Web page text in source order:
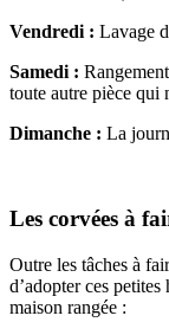
Vendredi : Lavage
Samedi :
toute autre pièce qui
Dimanche : La
Les corvées à
Outre les tâches à
d’adopter ces
maison rangée :